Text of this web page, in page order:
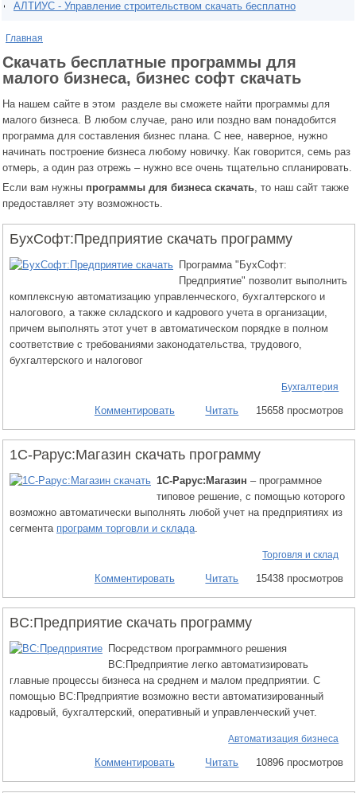
АЛТИУС - Управление строительством скачать бесплатно
Главная
Скачать бесплатные программы для
малого бизнеса, бизнес софт скачать
На нашем сайте в этом разделе вы сможете найти программы для
малого бизнеса. В любом случае, рано или поздно вам понадобится
программа для составления бизнес плана. С нее, наверное, нужно
начинать построение бизнеса любому новичку. Как говорится, семь раз
отмерь, а один раз отрежь – нужно все очень тщательно спланировать.
Если вам нужны программы для бизнеса скачать , то наш сайт также
предоставляет эту возможность.
БухСофт:Предприятие скачать программу
Программа "БухСофт:
Предприятие" позволит выполнить
комплексную автоматизацию управленческого, бухгалтерского и
налогового, а также складского и кадрового учета в организации,
причем выполнять этот учет в автоматическом порядке в полном
соответствие с требованиями законодательства, трудового,
бухгалтерского и налоговог
Бухгалтерия
Комментировать Читать 15658 просмотров
1С-Рарус:Магазин скачать программу
1С-Рарус:Магазин – программное
типовое решение, с помощью которого
возможно автоматически выполнять любой учет на предприятиях из
сегмента программ торговли и склада
Торговля и склад
Комментировать Читать 15438 просмотров
BC:Предприятие скачать программу
Посредством программного решения
ВС:Предприятие легко автоматизировать
главные процессы бизнеса на среднем и малом предприятии. С
помощью BC:Предприятие возможно вести автоматизированный
кадровый, бухгалтерский, оперативный и управленческий учет.
Автоматизация бизнеса
Комментировать Читать 10896 просмотров